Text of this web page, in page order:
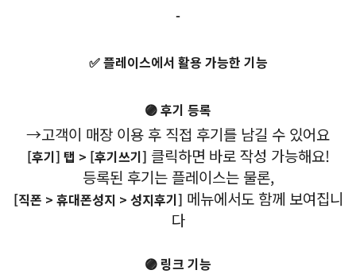
-
✅ 플레이스에서 활용 가능한 기능
🟣 후기 등록
→고객이 매장 이용 후 직접 후기를 남길 수 있어요
[후기] 탭 > [후기쓰기] 클릭하면 바로 작성 가능해요!
등록된 후기는 플레이스는 물론,
[직폰 > 휴대폰성지 > 성지후기] 메뉴에서도 함께 보여집니
다
🟣 링크 기능